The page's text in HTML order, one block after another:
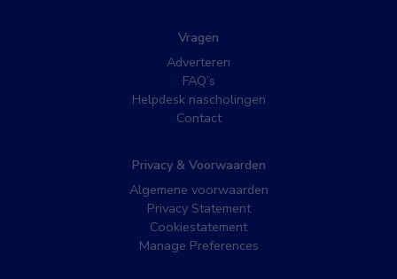
Vragen
Adverteren
FAQ’s
Helpdesk nascholingen
Contact
Privacy & Voorwaarden
Algemene voorwaarden
Privacy Statement
Cookiestatement
Manage Preferences